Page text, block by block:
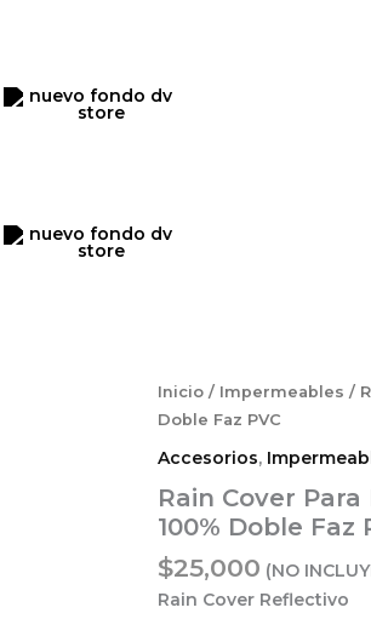
Inicio / Impermeables /
Doble Faz PVC
Accesorios,
Rain Cover
100% Doble Faz
$25,000 (NO
Rain Cover Reflectivo
Rain
Cover
Maleta
Impermeable
Reflectivo
100%
Doble
Faz
PVC